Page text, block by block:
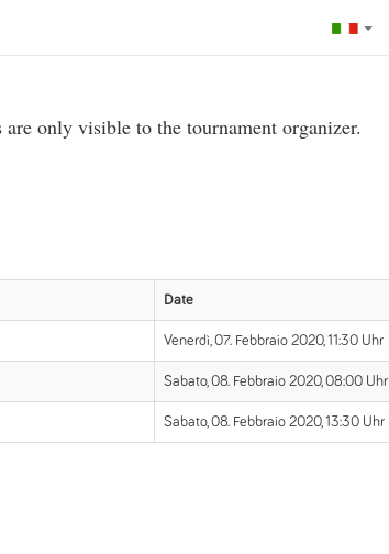
only visible to the tournament organizer.
Date
Venerdì, 07. Febbraio 2020, 11:30 Uhr
Sabato, 08. Febbraio 2020, 08:00 Uhr
Sabato, 08. Febbraio 2020, 13:30 Uhr